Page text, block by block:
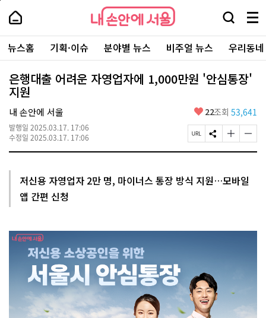
본
로
가
내
손
안
에
서
울
-
서
울
시
대
표
소
통
포
내
손
에
울
검
창
열
기
메
뉴
전
체
보
기
주
요
서
뉴스홈 기획·이슈 분야별 뉴스 비주얼 뉴스 우리동
은행대출 어려운 자영업자에 1,000만원 '안심통장'
지원
내 손안에 서울
발행일 2025.03.17. 17:06
수정일 2025.03.17. 17:06
좋
요
22조회 53,641
페
이
R
L
S
N
유
글
자
크
게
기
글
자
작
게
기
저신용 자영업자 2만 명, 마이너스 통장 방식 지원…모바일
앱 간편 신청
페
상
단
로